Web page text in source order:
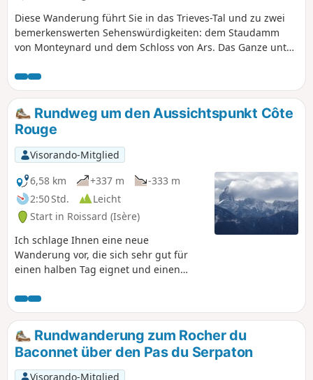
Diese Wanderung führt Sie in das Trieves-Tal und zu zwei
bemerkenswerten Sehenswürdigkeiten: dem Staudamm
von Monteynard und dem Schloss von Ars. Das Ganze unter
atemberaubenden Blick auf den See von Notre-Dame de
Commiers.
Rundweg um den Aussichtspunkt Côte
Rouge
Visorando-Mitglied
6,58 km
+337 m
-333 m
2:50 Std.
Leicht
Start in Roissard (Isère)
Ich schlage Ihnen eine neue
Wanderung vor, die sich sehr gut für
einen halben Tag eignet und einen
Gipfel der Côte Rouge bietet.
Rundwanderung zum Rocher du
Baconnet über den Pas du Serpaton
Visorando-Mitglied